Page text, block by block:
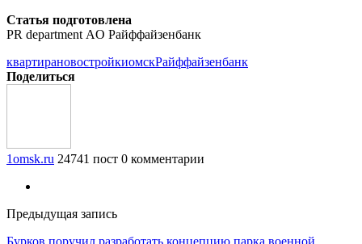
Статья подготовлена
PR department AO Райффайзенбанк
квартирановостройкиомскРайффайзенбанк
Поделиться
1omsk.ru 24741 пост 0 комментарии
Предыдущая запись
Бурков поручил разработать концепцию парка военной